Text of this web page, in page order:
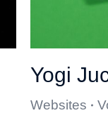
Yogi
Websites